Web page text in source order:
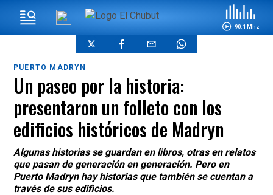
90.1 Mhz
PUERTO MADRYN
Un paseo por la historia:
presentaron un folleto con los
edificios históricos de Madryn
Algunas historias se guardan en libros, otras en relatos
que pasan de generación en generación. Pero en
Puerto Madryn hay historias que también se cuentan a
través de sus edificios.